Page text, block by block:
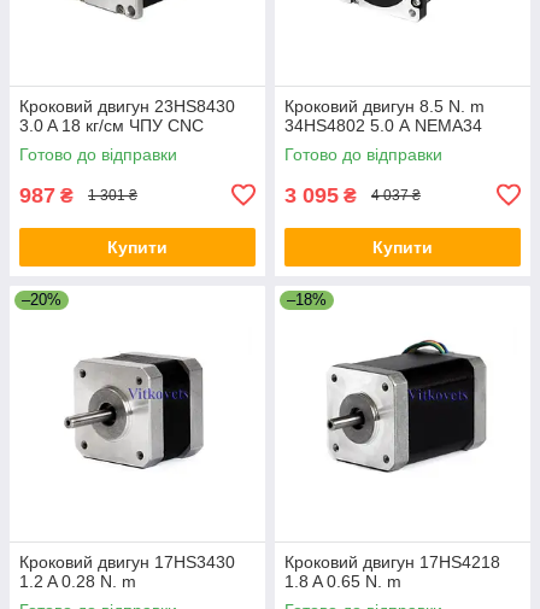
Кроковий двигун 23HS8430
3.0 A 18 кг/см ЧПУ CNC
Готово до відправки
987 ₴ 1 301 ₴
Купити
Кроковий двигун 8.5 N. m
34HS4802 5.0 А NEMA34
Готово до відправки
3 095 ₴ 4 037 ₴
Купити
–20%
Кроковий двигун 17HS3430
1.2 A 0.28 N. m
–18%
Кроковий двигун 17HS4218
1.8 A 0.65 N. m